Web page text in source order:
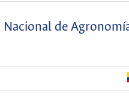
Nacional de